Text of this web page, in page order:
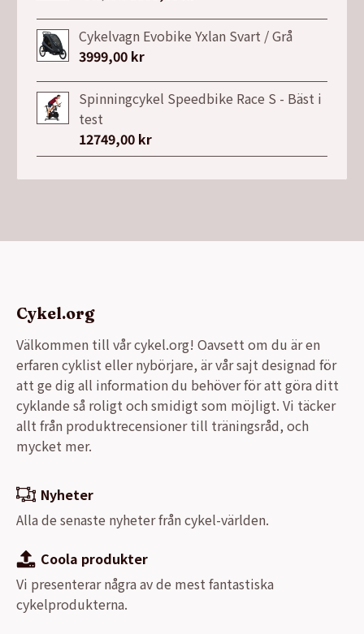
priset
var:
priset
Cykelvagn Evobike Yxlan Svart / Grå
3999,00 kr
Spinningcykel Speedbike Race S - Bäst i
test
12749,00 kr
Cykel.org
Välkommen till vår cykel.org! Oavsett om du är en
erfaren cyklist eller nybörjare, är vår sajt designad för
att ge dig all information du behöver för att göra ditt
cyklande så roligt och smidigt som möjligt. Vi täcker
allt från produktrecensioner till träningsråd, och
mycket mer.
Nyheter
Alla de senaste nyheter från cykel-världen.
Coola produkter
Vi presenterar några av de mest fantastiska
cykelprodukterna.